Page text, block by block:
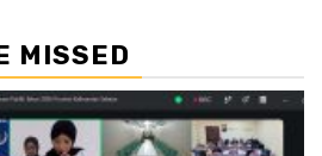
MISSED